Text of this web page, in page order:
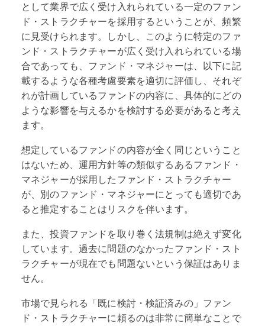
として業界で広く受け入れられている一定のファン
ド・ストラクチャーを採用するということが、頻繁
に見受けられます。しかし、このように特定のファ
ンド・ストラクチャーが広く受け入れられている場
合であっても、ファンド・マネジャーは、以下に記
載するような各種考慮要素を適切に評価し、それぞ
れが計画しているファンドの内容に、具体的にどの
ような影響を与えるかを検討する必要があると考え
ます。
想定しているファンドの内容が全く同じということ
はないため、運用方針等の類似するあるファンド・
マネジャーが採用したファンド・ストラクチャー
が、別のファンド・マネジャーにとっても適切であ
ると推定することはリスクを伴います。
また、投資ファンドを取り巻く法規制は絶えず変化
しています。過去に問題のなかったファンド・スト
ラクチャーが現在でも問題ないという保証はありま
せん。
市場で見られる「既に検討・検証済みの」ファン
ド・ストラクチャーに頼るのは非常に簡単なことで